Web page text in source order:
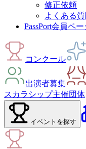
修正依頼
よくある質
PassPort会員ペー
コンクール
出演者募集
スカラシップ主催団体
イベント を探す